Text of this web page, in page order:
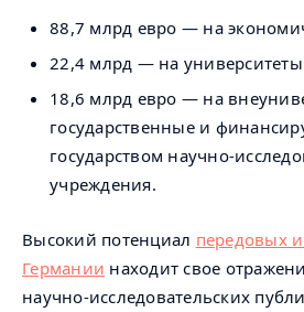
88,7 млрд евро — на
22,4 млрд — на
18,6 млрд евро — на
государственные и
государством научно-
учреждения.
Высокий потенциал передовых
Германии находит свое
научно-исследовательских